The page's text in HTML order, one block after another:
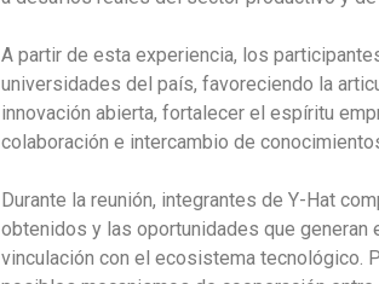
A partir de esta experiencia, los
universidades del país, favoreciendo la
innovación abierta, fortalecer el espíritu
colaboración e intercambio de
Durante la reunión, integrantes de Y-Hat
obtenidos y las oportunidades que
vinculación con el ecosistema tecnológico.